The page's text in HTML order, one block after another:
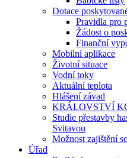
Dotace
Pravidla pro
Žádost o
Finanční
Mobilní aplikace
Životní situace
Vodní toky
Aktuální teplota
Hlášení závad
KRÁLOVSTVÍ
Studie přestavby
Svitavou
Možnost zajištění
Úřad